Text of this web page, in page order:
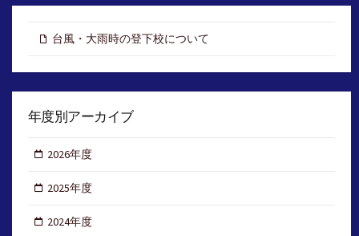
台風・大雨時の登下校について
年度別アーカイブ
2026年度
2025年度
2024年度